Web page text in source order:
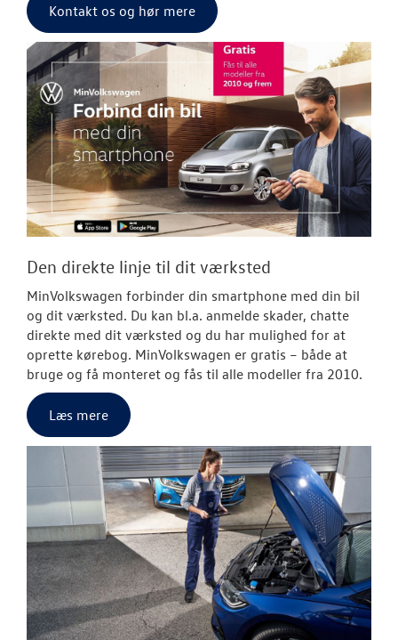
Kontakt os og hør mere
Den direkte linje til dit værksted
MinVolkswagen forbinder din smartphone med din bil
og dit værksted. Du kan bl.a. anmelde skader, chatte
direkte med dit værksted og du har mulighed for at
oprette kørebog. MinVolkswagen er gratis – både at
bruge og få monteret og fås til alle modeller fra 2010.
Læs mere